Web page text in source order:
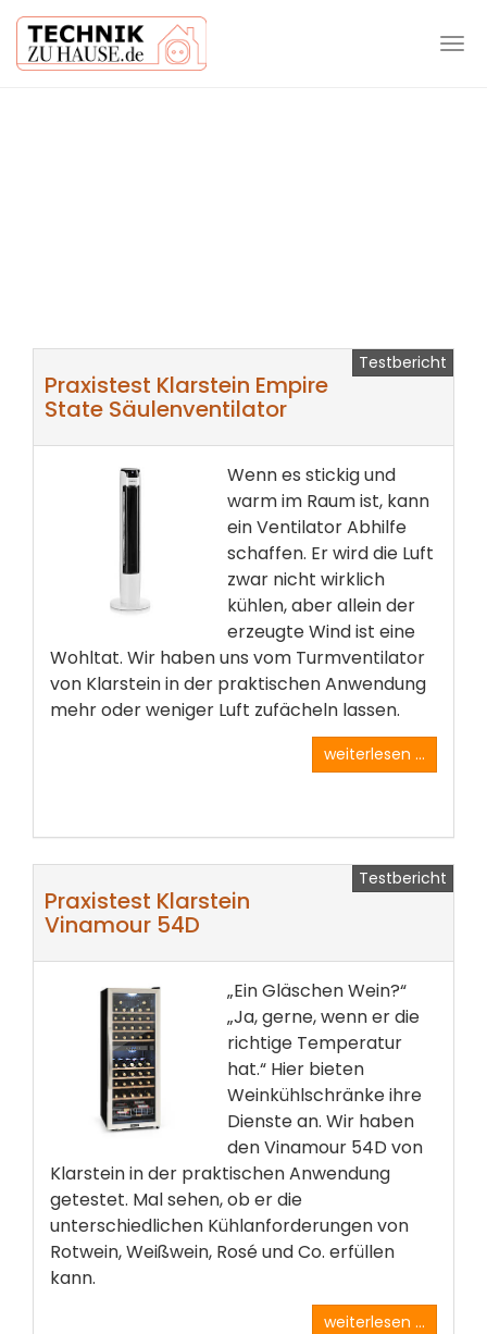
Testbericht
Praxistest Klarstein Empire
State Säulenventilator
Wenn es stickig und
warm im Raum ist, kann
ein Ventilator­ Abhilfe
schaffen. Er wird die Luft
zwar nicht wirklich
kühlen, aber allein der
erzeugte Wind ist eine
Wohltat. Wir haben uns vom Turmventilator
von Klarstein­ in der praktischen­ Anwendung
mehr oder weniger Luft zufächeln­ lassen.
weiterlesen ...
Testbericht
Praxistest Klarstein
Vinamour 54D
„Ein Gläschen Wein?“
„Ja, gerne, wenn er die
richtige Temperatur
hat.“ Hier bieten
Weinkühlschränke ihre
Dienste an. Wir haben
den Vinamour 54D von
Klarstein in der praktischen Anwendung
getestet. Mal sehen, ob er die
unterschiedlichen Kühlanforderungen von
Rotwein, Weißwein, Rosé und Co. erfüllen
kann.
weiterlesen ...